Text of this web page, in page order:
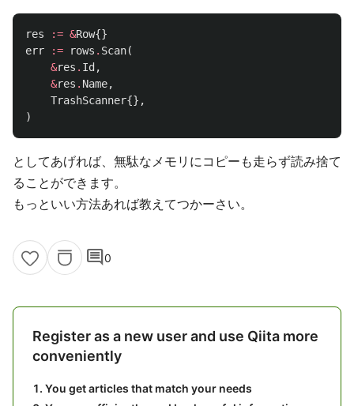
res := &Row{}
err
:= rows . Scan(
&res . Id ,
&res . Name,
TrashScanner{},
)
としてあげれば、無駄なメモリにコピーも走らず読み捨て
ることができます。
もっといい方法あれば教えてつかーさい。
comment0
Register as a new user and use Qiita more
conveniently
You get articles that match your needs